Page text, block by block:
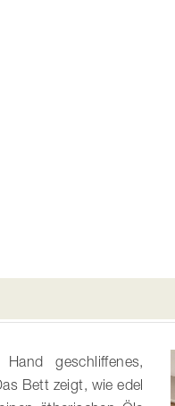
geschliffenes,
Bett zeigt, wie edel